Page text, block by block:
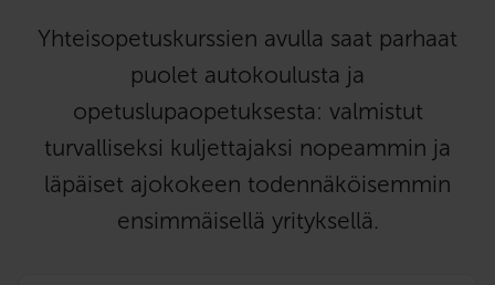
Yhteisopetuskurssien avulla saat parhaat
puolet autokoulusta ja
opetuslupaopetuksesta: valmistut
turvalliseksi kuljettajaksi nopeammin ja
läpäiset ajokokeen todennäköisemmin
ensimmäisellä yrityksellä.